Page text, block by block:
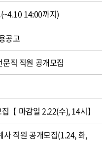
14:00까지)
공고
직 직원 공개모집
【 마감일 2.22(수), 14시】
사 직원 공개모집(1.24, 화,